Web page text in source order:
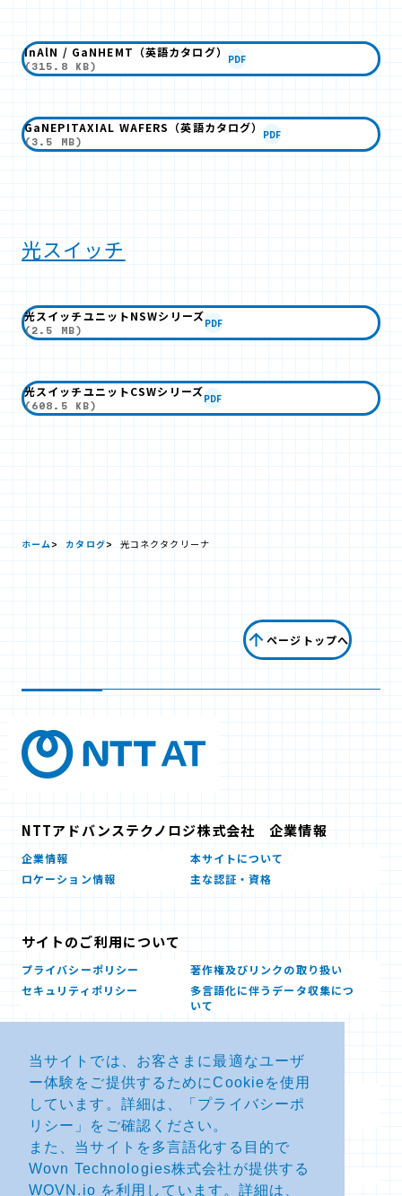
当サイトでは、お客さまに最適なユーザ
ー体験をご提供するためにCookieを使用
しています。詳細は、「 プライバシーポ
リシー 」をご確認ください。
また、当サイトを多言語化する目的で
Wovn Technologies株式会社が提供する
WOVN.io を利用しています。詳細は、
InAlN / GaNHEMT（英語カタログ）
(315.8 KB)
PDF
GaNEPITAXIAL WAFERS（英語カタログ）
(3.5 MB)
PDF
光スイッチ
光スイッチユニットNSWシリーズ
(2.5 MB)
PDF
光スイッチユニットCSWシリーズ
(608.5 KB)
PDF
ホーム カタログ 光コネクタクリーナ
ページトップへ
NTTアドバンステクノロジ株式会社 企業情報
企業情報
本サイトについて
ロケーション情報
主な認証・資格
サイトのご利用について
プライバシーポリシー
著作権及びリンクの取り扱い
セキュリティポリシー
多言語化に伴うデータ収集につ
いて
お問い合せ
よくあるお問い合わせFAQ
SDSダウンロード
製品・サービスに関する重要な
お知らせ
その他のお問い合わせ
サイトマップ